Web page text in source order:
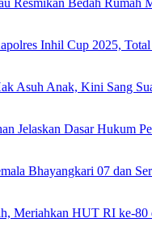
Inhil Cup 2025,
Asuh Anak, Kini Sang
Jelaskan Dasar Hukum
Bhayangkari 07 dan
Meriahkan HUT RI ke-